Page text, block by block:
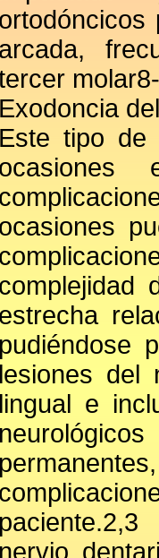
ortodóncicos
arcada,
Exodoncia
Este tipo
ocasiones
estrecha
lesiones del
lingual e
nervio